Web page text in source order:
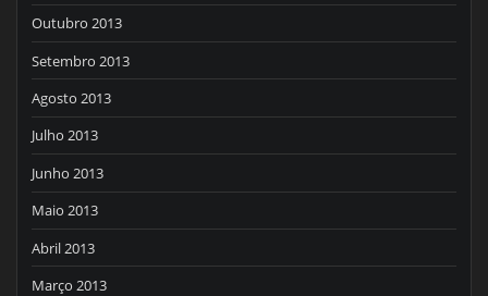
Outubro 2013
Setembro 2013
Agosto 2013
Julho 2013
Junho 2013
Maio 2013
Abril 2013
Março 2013